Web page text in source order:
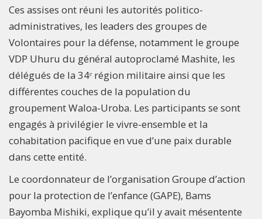
Ces assises ont réuni les autorités politico-
administratives, les leaders des groupes de
Volontaires pour la défense, notamment le groupe
VDP Uhuru du général autoproclamé Mashite, les
délégués de la 34ᵉ région militaire ainsi que les
différentes couches de la population du
groupement Waloa-Uroba. Les participants se sont
engagés à privilégier le vivre-ensemble et la
cohabitation pacifique en vue d’une paix durable
dans cette entité.
Le coordonnateur de l’organisation Groupe d’action
pour la protection de l’enfance (GAPE), Bams
Bayomba Mishiki, explique qu’il y avait mésentente